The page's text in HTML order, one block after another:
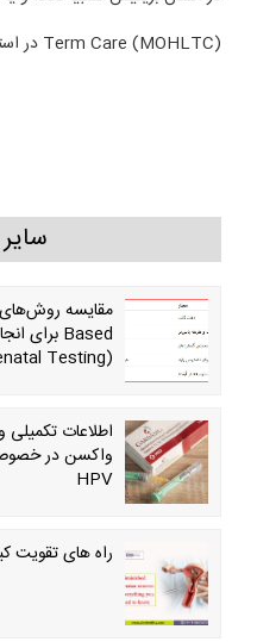
Term Care (MOHLTC) در استان آنتاریو)
Testing)
اطلاعات تکمیلی
HPV
راه های تقویت